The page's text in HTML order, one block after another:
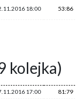
18:00 53:86
kolejka)
17:00
81:79